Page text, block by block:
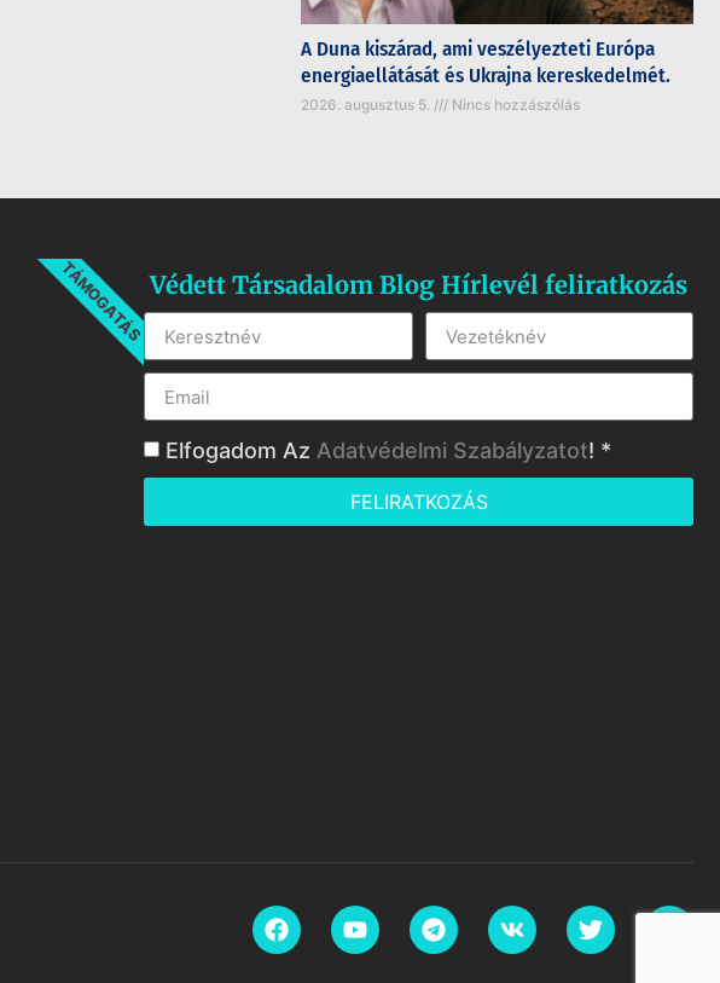
A Duna kiszárad, ami veszélyezteti Európa
energiaellátását és Ukrajna kereskedelmét.
2026. augusztus 5. Nincs hozzászólás
TÁMOGATÁSVédett Társadalom Blog Hírlevél feliratkozás
Elfogadom Az Adatvédelmi Szabályzatot! *
FELIRATKOZÁS